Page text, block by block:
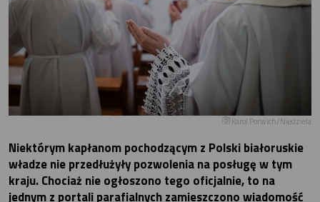
Karol Porwich/Niedziela
Niektórym kapłanom pochodzącym z Polski białoruskie
władze nie przedłużyły pozwolenia na posługę w tym
kraju. Chociaż nie ogłoszono tego oficjalnie, to na
jednym z portali parafialnych zamieszczono wiadomość